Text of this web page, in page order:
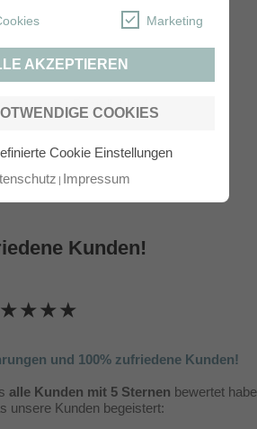
Marketing
AKZEPTIEREN
COOKIES
Cookie Einstellungen
Impressum
unterBestellablauf.
Kunden!
und 100% zufriedene Kunden!
alle Kunden mit 5 Sternen bewertet
unsere Kunden begeistert: